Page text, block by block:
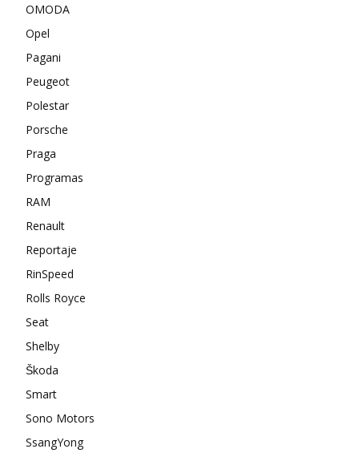
OMODA
Opel
Pagani
Peugeot
Polestar
Porsche
Praga
Programas
RAM
Renault
Reportaje
RinSpeed
Rolls Royce
Seat
Shelby
Škoda
Smart
Sono Motors
SsangYong